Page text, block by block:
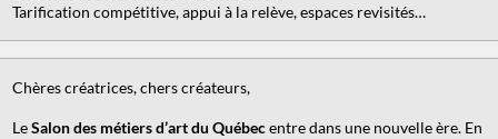
Tarification compétitive, appui à la relève, espaces revisités…
Chères créatrices, chers créateurs,
LeSalon des métiers d’art du Québecentre dans une nouvelle ère. En